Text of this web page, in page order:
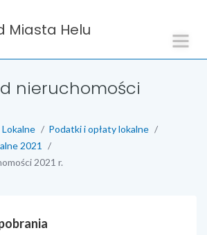
Miasta Helu
nieruchomości
Podatki i opłaty lokalne
2021
2021 r.